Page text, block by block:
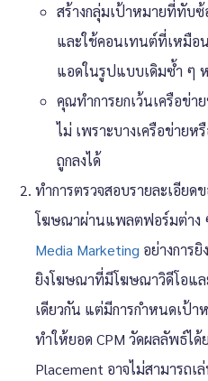
สร้างกลุ่มเป้าหมายที่ทับ
และใช้คอนเทนต์ที่เหมือ
แอดในรูปแบบเดิมซ้ำ ๆ
คุณทำการยกเว้นเครือข่
ไม่ เพราะบางเครือข่าย
ถูกลงได้
ทำการตรวจสอบรายละเอียด
โฆษณาผ่านแพลตฟอร์มต่าง
Media Marketing อย่างการ
ยิงโฆษณาที่มีโฆษณาวิดีโอแ
เดียวกัน แต่มีการกำหนดเป้า
ทำให้ยอด CPM วัดผลลัพธ์ได้
Placement อาจไม่สามารถ